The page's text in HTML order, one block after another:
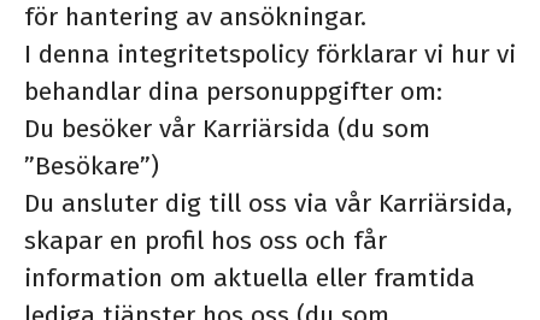
för hantering av ansökningar.
I denna integritetspolicy förklarar vi hur vi
behandlar dina personuppgifter om:
Du besöker vår Karriärsida (du som
”Besökare”)
Du ansluter dig till oss via vår Karriärsida,
skapar en profil hos oss och får
information om aktuella eller framtida